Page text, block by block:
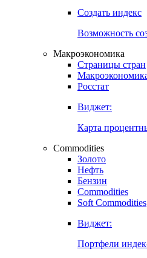
Создать индекс
Возможность
Макроэкономика
Страницы стран
Росстат
Виджет:
Карта
Commodities
Золото
Нефть
Бензин
Commodities
Soft Commodities
Виджет:
Портфели